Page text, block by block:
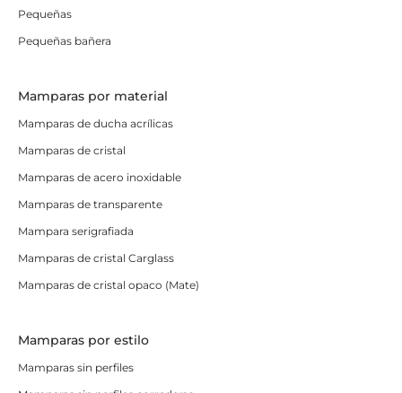
Pequeñas
Pequeñas bañera
Mamparas por material
Mamparas de ducha acrílicas
Mamparas de cristal
Mamparas de acero inoxidable
Mamparas de transparente
Mampara serigrafiada
Mamparas de cristal Carglass
Mamparas de cristal opaco (Mate)
Mamparas por estilo
Mamparas sin perfiles